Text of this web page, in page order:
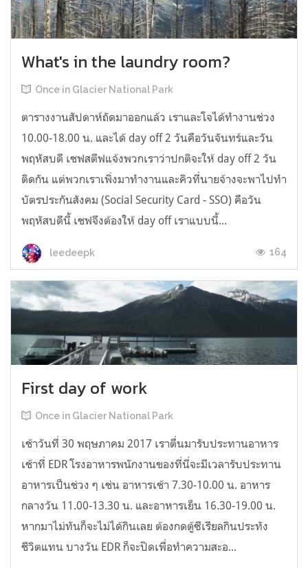
What's in the laundry room?
Once in Glacier National Park
ตารางงานสัปดาห์ถัดมาออกแล้ว เราและโจได้ทำงานช่วง
10.00-18.00 น. และได้ day off 2 วันคือวันจันทร์และวัน
พฤหัสบดี เชฟสตีฟแจ้งพวกเราว่าปกติจะให้ day off 2 วัน
ติดกัน แต่พวกเราเพิ่งมาทำงานและคิวที่นายจ้างจะพาไปทำ
บัตรประกันสังคม (Social Security Card - SSO) คือวัน
พฤหัสบดีนี้ เชฟจึงต้องให้ day off เราแบบนี้...
leedeepk 164
First day of work
Once in Glacier National Park
เช้าวันที่ 30 พฤษภาคม 2017 เราตื่นมารับประทานอาหาร
เช้าที่ EDR โรงอาหารพนักงานของที่นี่จะมีเวลารับประทาน
อาหารเป็นช่วง ๆ เช่น อาหารเช้า 7.30-10.00 น. อาหาร
กลางวัน 11.00-13.30 น. และอาหารเย็น 16.30-19.00 น.
หากมาไม่ทันก็จะไม่ได้กินเลย ต้องกดตู้ซีเรียลกินประทัง
ชีวิตแทน บางวัน EDR ก็จะปิดเพื่อทำความสะอ...